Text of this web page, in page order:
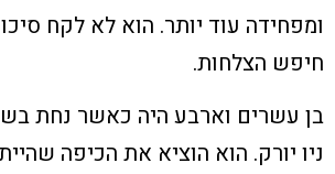
ומפחידה עוד יותר. הוא לא לקח
חיפש הצלחות.
בן עשרים וארבע היה כאשר נחת
ניו יורק. הוא הוציא את הכיפה